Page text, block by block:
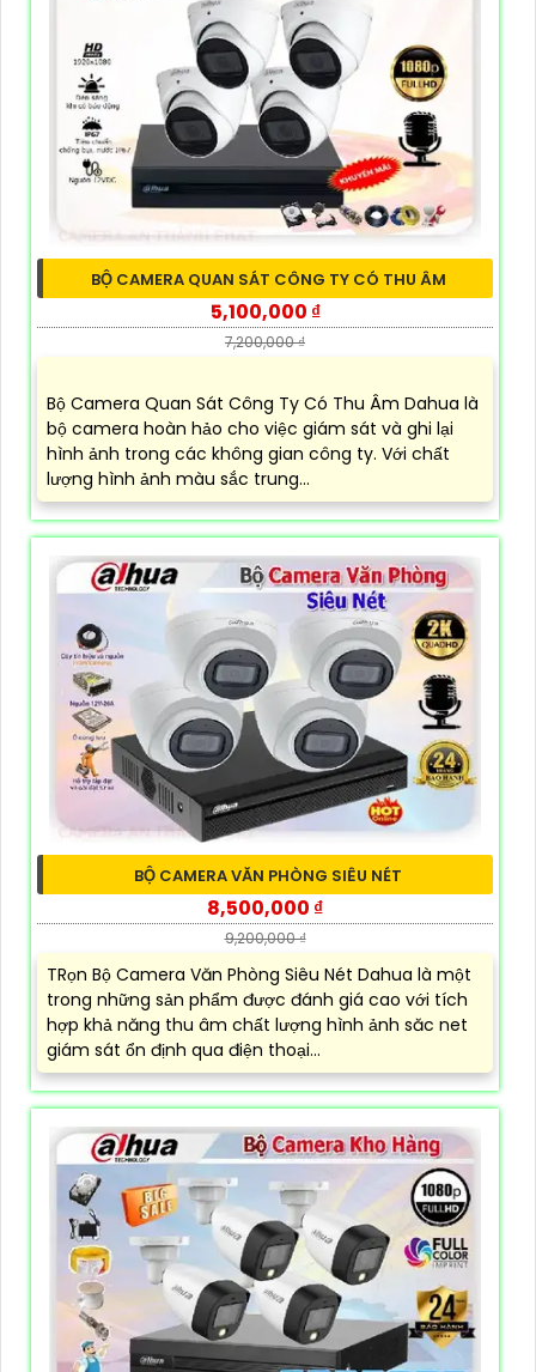
BỘ CAMERA QUAN SÁT CÔNG TY CÓ THU ÂM
5,100,000 ₫
7,200,000 ₫
Bộ Camera Quan Sát Công Ty Có Thu Âm Dahua là
bộ camera hoàn hảo cho việc giám sát và ghi lại
hình ảnh trong các không gian công ty. Với chất
lượng hình ảnh màu sắc trung...
BỘ CAMERA VĂN PHÒNG SIÊU NÉT
8,500,000 ₫
9,200,000 ₫
TRọn Bộ Camera Văn Phòng Siêu Nét Dahua là một
trong những sản phẩm được đánh giá cao với tích
hợp khả năng thu âm chất lượng hình ảnh săc net
giám sát ổn định qua điện thoại...